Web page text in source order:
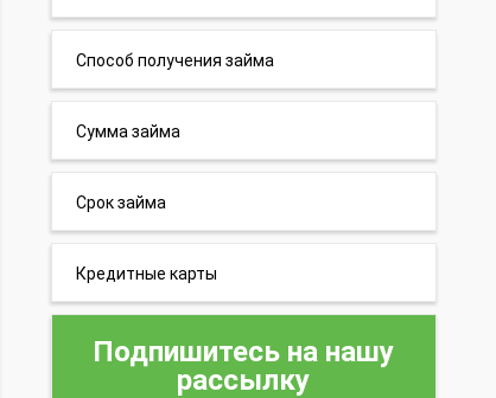
Способ получения займа
Сумма займа
Срок займа
Кредитные карты
Подпишитесь на нашу
рассылку